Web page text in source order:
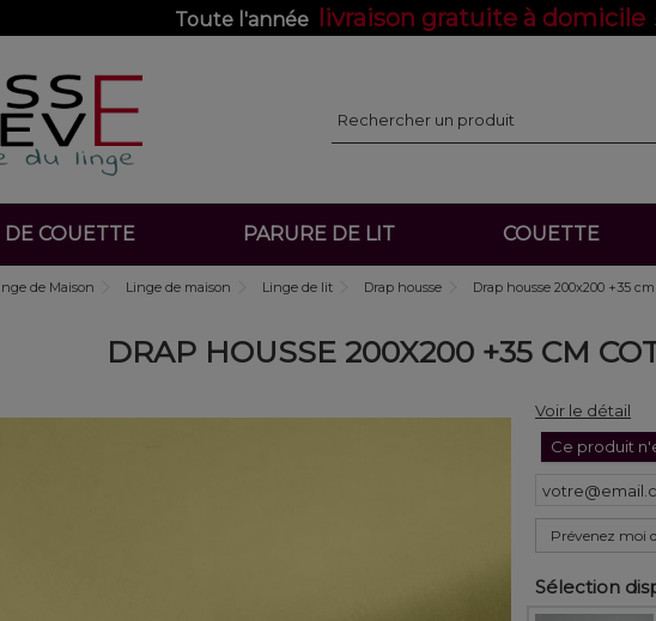
Toute l'année livraison gratuite à domicile
DE COUETTE PARURE DE LIT COUETTE
de Maison Linge de maison Linge de lit Drap housse Drap housse 200x200 +35
DRAP HOUSSE 200X200 +35 CM
Voir le détail
Ce produit
Prévenez moi
Sélection